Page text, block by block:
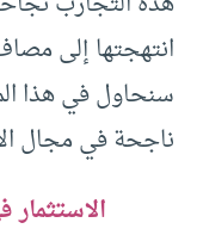
انتهجتها إلى
سنحاول في هذا
ناجحة في مجال
الاستثمار